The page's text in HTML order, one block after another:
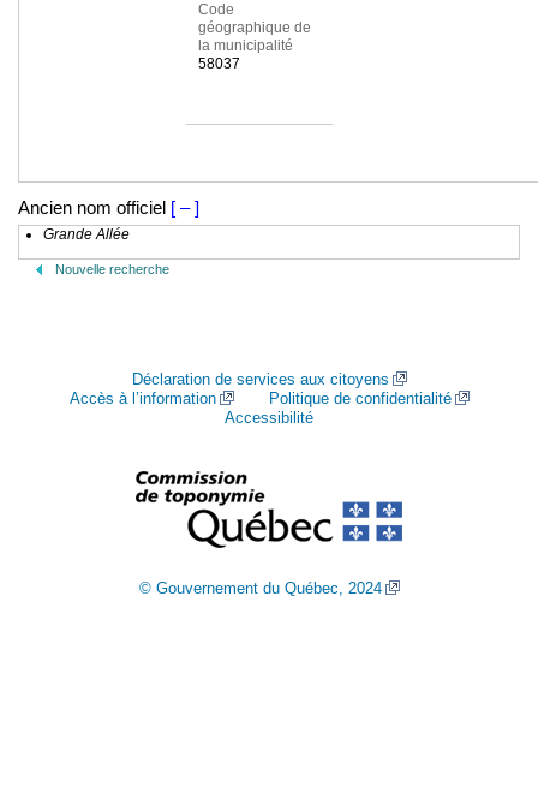
Code
géographique de
la municipalité
58037
Ancien nom officiel [ – ]
Grande Allée
Nouvelle recherche
Déclaration de services aux citoyens
Accès à l’information
Politique de confidentialité
Accessibilité
© Gouvernement du Québec, 2024